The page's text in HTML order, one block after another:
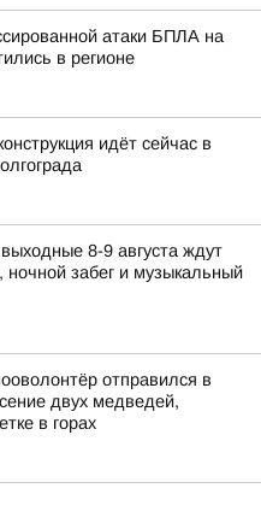
атаки БПЛА на
в регионе
идёт сейчас в
8-9 августа ждут
ночной забег и музыкальный
отправился в
двух медведей,
в горах